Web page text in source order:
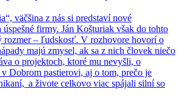
väčšina z nás si predstaví nové
úspešné firmy. Ján Košturiak však do tohto
rozmer – ľudskosť. V rozhovore hovorí o
majú zmysel, ak sa z nich človek niečo
o projektoch, ktoré mu nevyšli, o
Dobrom pastierovi, aj o tom, prečo je
a živote celkovo viac spájali silní so